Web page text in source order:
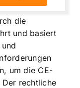
die
und basiert
um die CE-
rechtliche